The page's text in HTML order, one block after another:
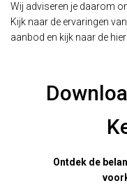
Wij adviseren je daarom
Kijk naar de ervaringen
aanbod en kijk naar de
Ontdek de